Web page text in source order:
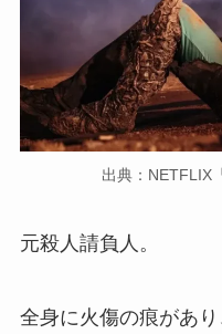
出典：NETFLIX
元殺人請負人。
全身に火傷の痕があ